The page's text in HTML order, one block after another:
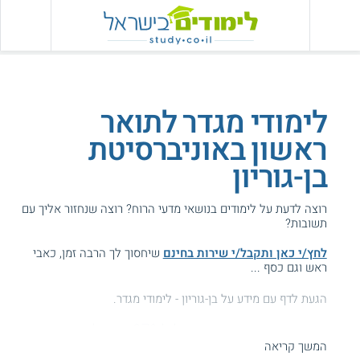
לימודי מגדר לתואר
ראשון באוניברסיטת
בן-גוריון
רוצה לדעת על לימודים בנושאי מדעי הרוח? רוצה שנחזור אליך עם
תשובות?
לחץ/י כאן ותקבל/י שירות בחינם שיחסוך לך הרבה זמן, כאבי
ראש וגם כסף ...
הגעת לדף עם מידע על בן-גוריון - לימודי מגדר.
עזרנו גם לך? דרג אותנו:המשך קריאה